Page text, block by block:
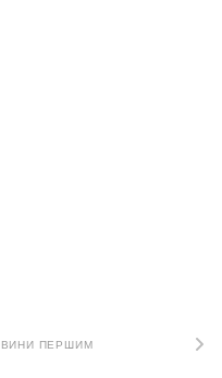
ПЕРШИМ